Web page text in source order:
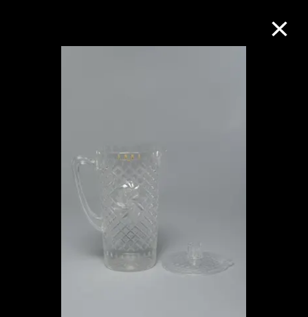
关于M+藏品
探索世界顶级的二十及二十一世纪视觉